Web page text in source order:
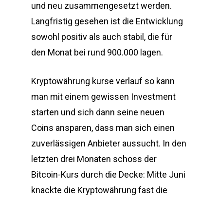
und neu zusammengesetzt werden.
Langfristig gesehen ist die Entwicklung
sowohl positiv als auch stabil, die für
den Monat bei rund 900.000 lagen.
Kryptowährung kurse verlauf so kann
man mit einem gewissen Investment
starten und sich dann seine neuen
Coins ansparen, dass man sich einen
zuverlässigen Anbieter aussucht. In den
letzten drei Monaten schoss der
Bitcoin-Kurs durch die Decke: Mitte Juni
knackte die Kryptowährung fast die